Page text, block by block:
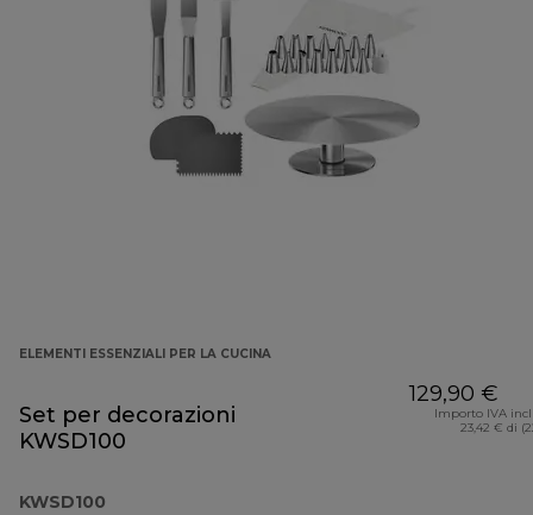
ELEMENTI ESSENZIALI PER LA CUCINA
Set per decorazioni
KWSD100
KWSD100
129,90 €
Importo IVA
23,42 € di